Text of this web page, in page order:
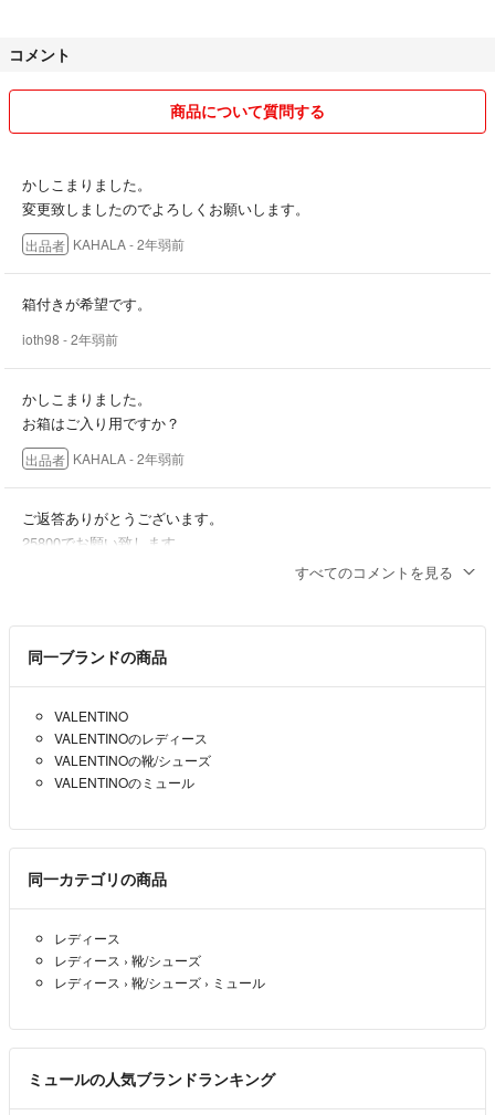
ご覧頂きありがとうございます
未使用品、状態の良い物を出品しております。
またブランド物に関しては全て正規品、国内、海外ブティックで購入し
た物ですのでご安心下さい。
一定期間こちらに載せた後買取店に持って行く事が多いのでお早めにご
検討コメント下さい。
お値下げ交渉は可能ですが過度なお値下げ交渉はおやめ頂きますようお
願い致します。
別サイトにも出品している為突然削除する場合があります。気に入られ
ましたらコメントをお願いします。
すり替え防止の為返品はお受けできません。
完璧を求められる方は正規店でのお買い求めをお勧めします。
コメント
商品について質問する
かしこまりました。
変更致しましたのでよろしくお願いします。
出品者 KAHALA- 2年弱前
箱付きが希望です。
ioth98 - 2年弱前
かしこまりました。
お箱はご入り用ですか？
出品者 KAHALA- 2年弱前
ご返答ありがとうございます。
25800でお願い致します。
こんにちは、
25000円でお譲りいただけませんか？
ioth98- 2年弱前
すべてのコメントを見る
同一ブランドの商品
VALENTINO
VALENTINOのレディース
VALENTINOの靴/シューズ
VALENTINOのミュール
同一カテゴリの商品
レディース
レディース › 靴/シューズ
レディース › 靴/シューズ › ミュール
ミュールの人気ブランドランキング